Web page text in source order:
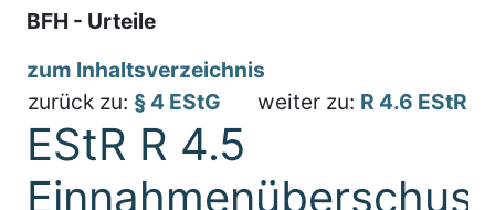
BFH - Urteile
zum Inhaltsverzeichnis
zurück zu: § 4 EStG weiter zu: R 4.6 EStR
EStR R 4.5